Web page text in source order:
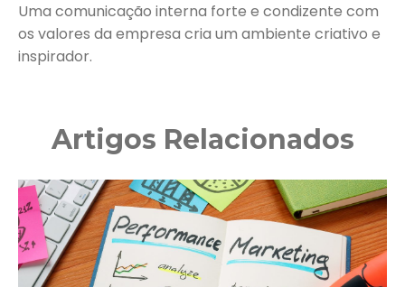
Uma comunicação interna forte e condizente com
os valores da empresa cria um ambiente criativo e
inspirador.
Artigos Relacionados